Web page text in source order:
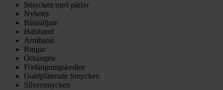
Smycken med pärlor
Nyheter
Bästsäljare
Halsband
Armband
Ringar
Örhängen
Förlängningskedjor
Guldpläterade Smycken
Silversmycken